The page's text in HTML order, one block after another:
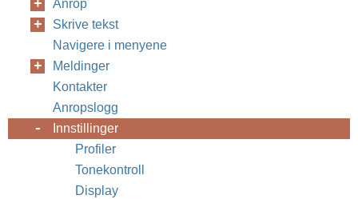
Anrop
Skrive tekst
Navigere i menyene
Meldinger
Kontakter
Anropslogg
Innstillinger
Profiler
Tonekontroll
Display